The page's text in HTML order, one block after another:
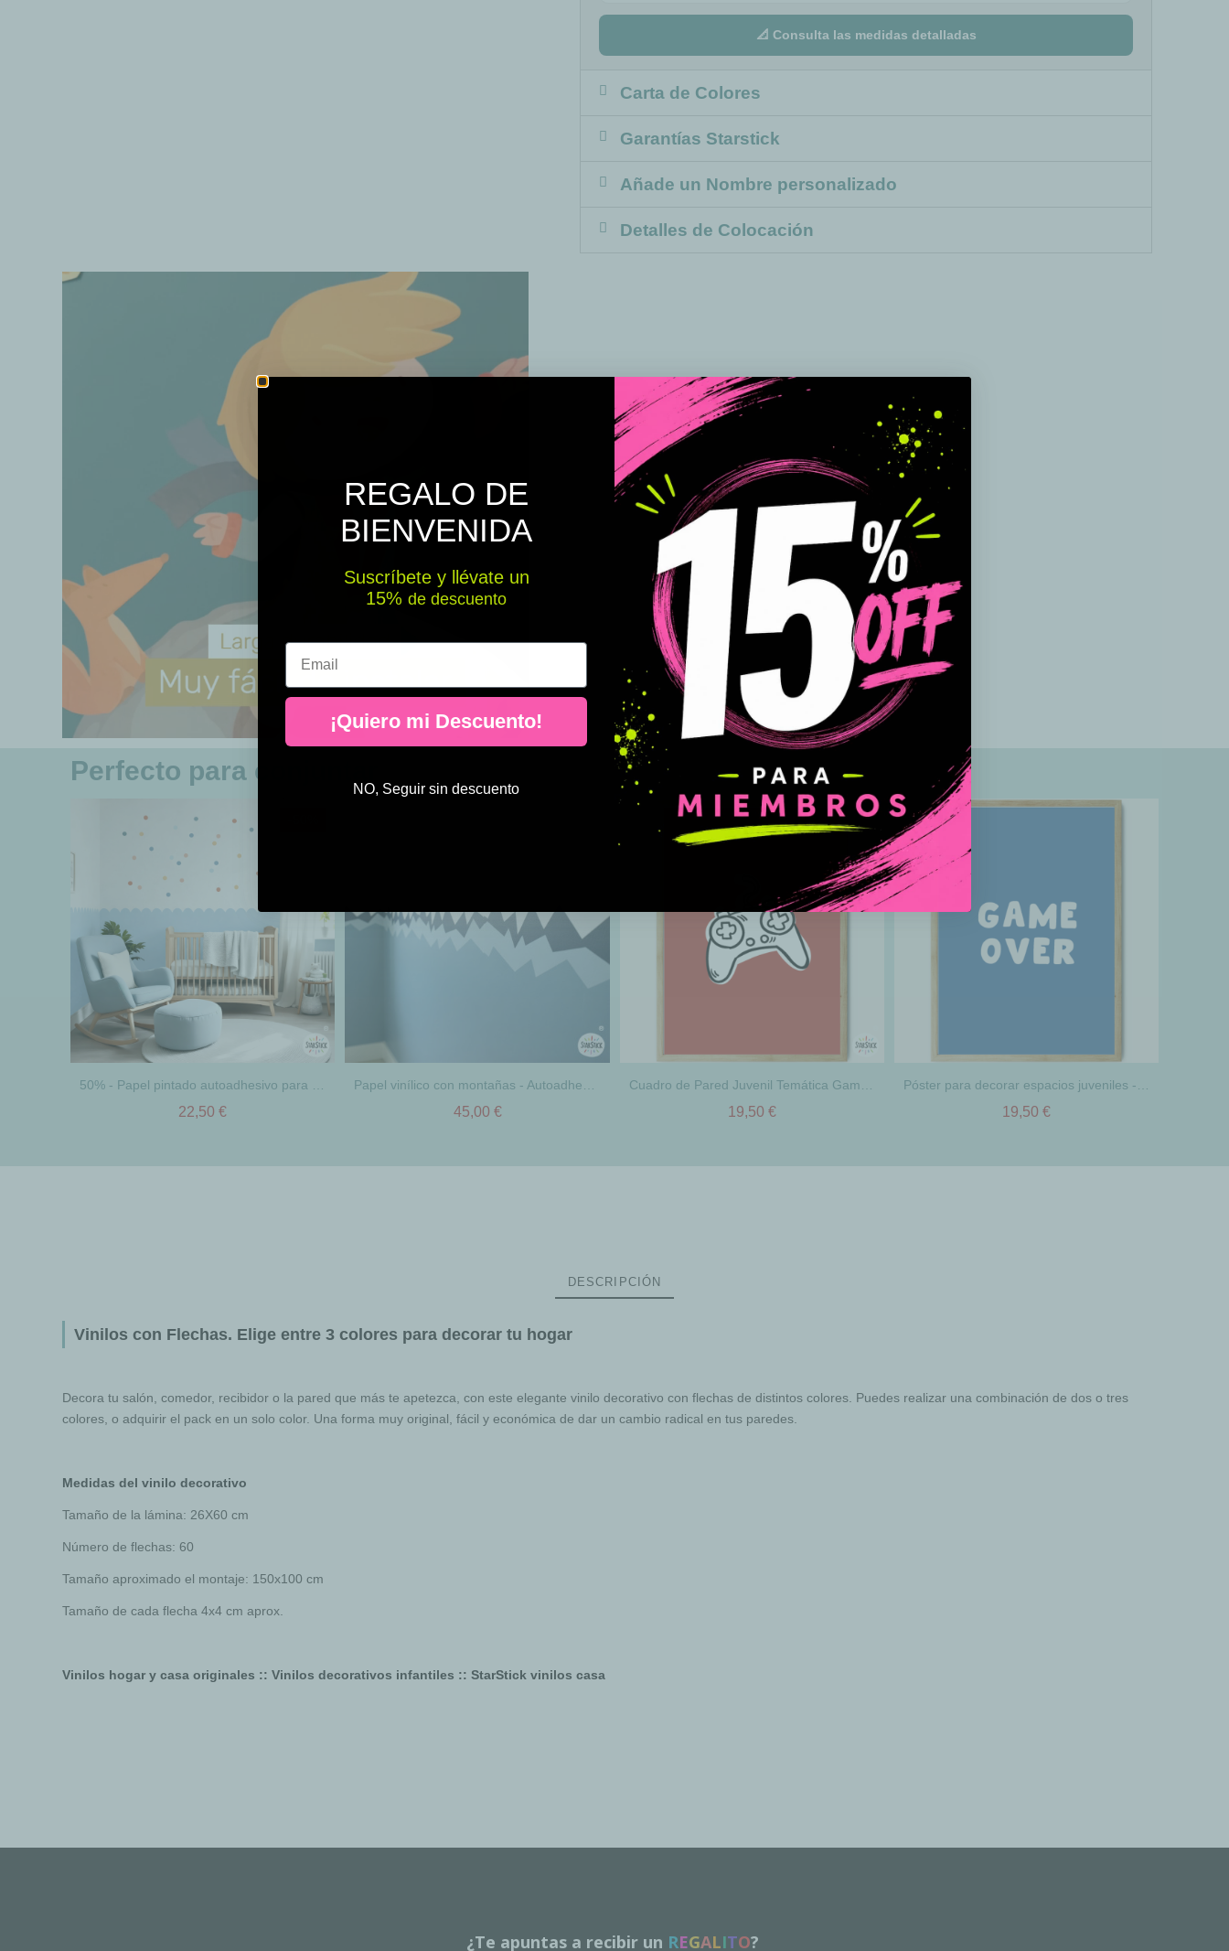
📐 Consulta las medidas detalladas
Carta de Colores
Garantías Starstick
Añade un Nombre personalizado
Detalles de Colocación
Perfecto para conjuntar
50% - Papel pintado autoadhesivo para media pared Arcos color azul bebé
22,50 €
Papel vinílico con montañas - Autoadhesivo
45,00 €
Cuadro de Pared Juvenil Temática Gamer con Mando – Decoración Gaming para Habitaciones Teen
19,50 €
Póster para decorar espacios juveniles - Game Over
19,50 €
DESCRIPCIÓN
Vinilos con Flechas. Elige entre 3 colores para decorar tu hogar
Decora tu salón, comedor, recibidor o la pared que más te apetezca, con este elegante vinilo decorativo con flechas de distintos colores. Puedes realizar una combinación de dos o tres
colores, o adquirir el pack en un solo color. Una forma muy original, fácil y económica de dar un cambio radical en tus paredes.
Medidas del vinilo decorativo
Tamaño de la lámina: 26X60 cm
Número de flechas: 60
Tamaño aproximado el montaje: 150x100 cm
Tamaño de cada flecha 4x4 cm aprox.
Vinilos hogar y casa originales :: Vinilos decorativos infantiles :: StarStick vinilos casa
¿Te apuntas a recibir un REGALITO?
REGALO DE
BIENVENIDA
Suscríbete y llévate un
15% ​​ de descuento
Email
¡Quiero mi Descuento!
NO, Seguir sin descuento